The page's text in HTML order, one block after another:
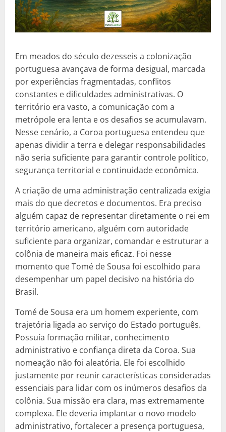
Em meados do século dezesseis a colonização
portuguesa avançava de forma desigual, marcada
por experiências fragmentadas, conflitos
constantes e dificuldades administrativas. O
território era vasto, a comunicação com a
metrópole era lenta e os desafios se acumulavam.
Nesse cenário, a Coroa portuguesa entendeu que
apenas dividir a terra e delegar responsabilidades
não seria suficiente para garantir controle político,
segurança territorial e continuidade econômica.
A criação de uma administração centralizada exigia
mais do que decretos e documentos. Era preciso
alguém capaz de representar diretamente o rei em
território americano, alguém com autoridade
suficiente para organizar, comandar e estruturar a
colônia de maneira mais eficaz. Foi nesse
momento que Tomé de Sousa foi escolhido para
desempenhar um papel decisivo na história do
Brasil.
Tomé de Sousa era um homem experiente, com
trajetória ligada ao serviço do Estado português.
Possuía formação militar, conhecimento
administrativo e confiança direta da Coroa. Sua
nomeação não foi aleatória. Ele foi escolhido
justamente por reunir características consideradas
essenciais para lidar com os inúmeros desafios da
colônia. Sua missão era clara, mas extremamente
complexa. Ele deveria implantar o novo modelo
administrativo, fortalecer a presença portuguesa,